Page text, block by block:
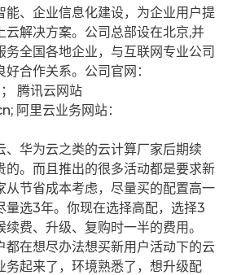
能、企业信息化建设，为企业用户提
云解决方案。公司总部设在北京,并
务全国各地企业，与互联网专业公司
合作关系。公司官网：
腾讯云网站
阿里云业务网站：
、华为云之类的云计算厂家后期续
的。而且推出的很多活动都是要求新
从节省成本考虑，尽量买的配置高一
量选3年。你现在选择高配，选择3
费、升级、复购时一半的费用。
都在想尽办法想买新用户活动下的云
务起来了，环境熟悉了，想升级配